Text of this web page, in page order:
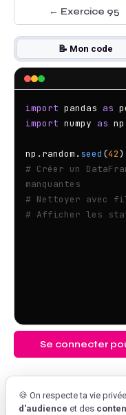
← Exercice 95
📝 Mon code
import pandas as
import numpy as np
np.random. seed (42
# Créer un
manquantes
# Nettoyer avec
# Afficher les
Se connecter
🍪 On respecte ta vie
d'audience et des